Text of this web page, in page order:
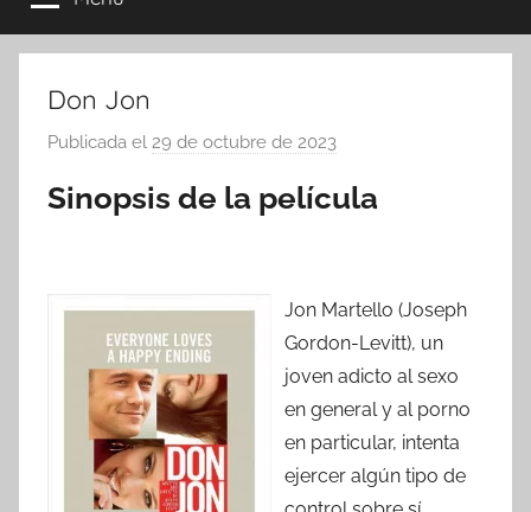
Don Jon
Publicada el 29 de octubre de 2023
r
Sinopsis de la película
Jon Martello (Joseph
Gordon-Levitt), un
joven adicto al sexo
en general y al porno
en particular, intenta
ejercer algún tipo de